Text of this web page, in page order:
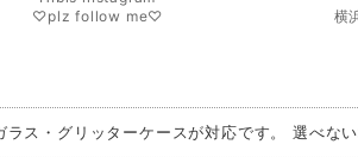
♡plz follow me♡
横
ス・グリッターケースが対応です。 選べない